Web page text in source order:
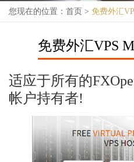
您现在的位置： 首页 > 免费外汇
免费外汇VPS
适应于所有的
帐户持有者!